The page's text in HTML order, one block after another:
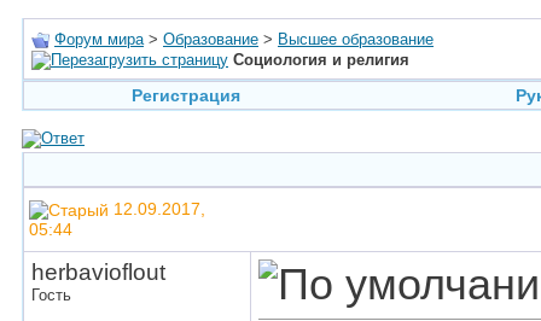
Форум мира > Образование > Высшее образование
Социология и религия
Регистрация
12.09.2017,
05:44
herbavioflout
Гость